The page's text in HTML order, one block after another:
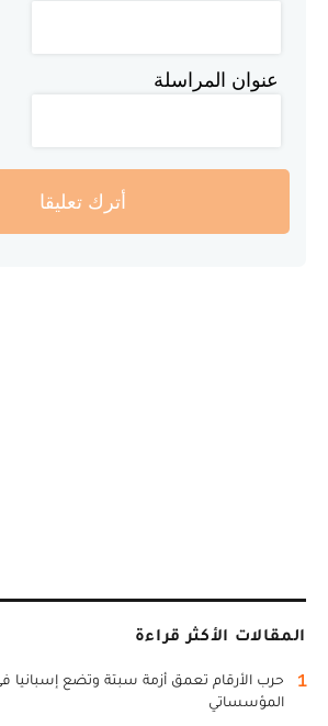
عنوان المراسلة
أترك تعليقا
المقالات الأكثر قراءة
1
حرب الأرقام تعمق أزمة سبتة وتضع إسبانيا
المؤسساتي